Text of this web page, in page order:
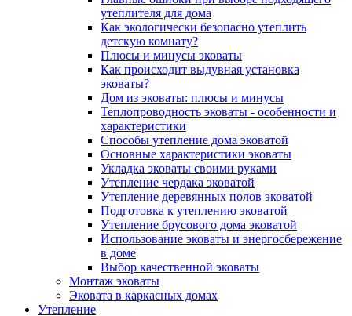
утеплителя для дома
Как экологически безопасно утеплить
детскую комнату?
Плюсы и минусы эковаты
Как происходит выдувная установка
эковаты?
Дом из эковаты: плюсы и минусы
Теплопроводность эковаты - особенности и
характеристики
Способы утепление дома эковатой
Основные характеристики эковаты
Укладка эковаты своими руками
Утепление чердака эковатой
Утепление деревянных полов эковатой
Подготовка к утеплению эковатой
Утепление брусового дома эковатой
Использование эковаты и энергосбережение
в доме
Выбор качественной эковаты
Монтаж эковаты
Эковата в каркасных домах
Утепление